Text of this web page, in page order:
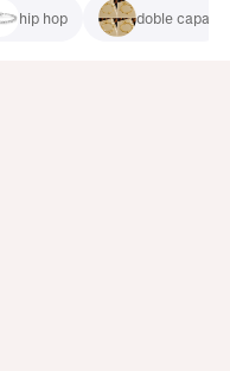
hip hop doble capa